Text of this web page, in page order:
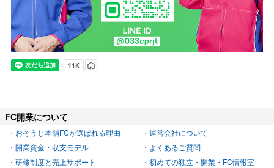
FC開業について
おそうじ本舗FCが選ばれる理由
開業資金・収支モデル
研修制度と売上サポート
運営会社について
よくあるご質問
初めての独立・開業・FC情報室